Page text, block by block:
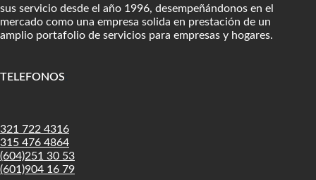
sus servicio desde el año 1996, desempeñándonos en el
mercado como una empresa solida en prestación de un
amplio portafolio de servicios para empresas y hogares.
TELEFONOS
321 722 4316
315 476 4864
(604)251 30 53
(601)904 16 79